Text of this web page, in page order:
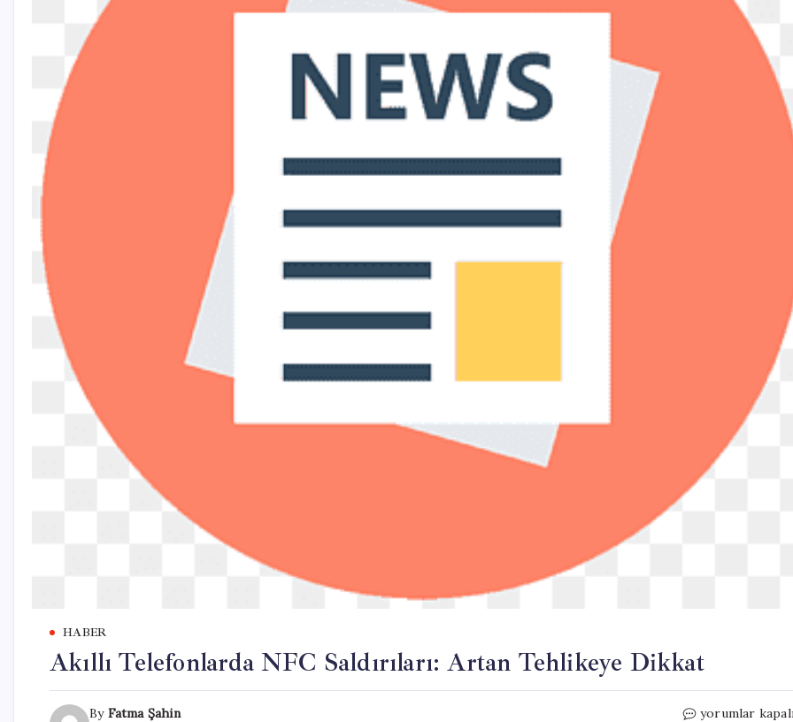
HABER
Akıllı Telefonlarda NFC Saldırıları: Artan Tehlikeye Dikkat
By Fatma Şahin
Akıllı
yorumlar